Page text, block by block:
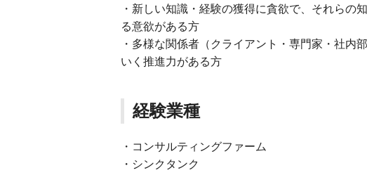
・新しい知識・経験の獲得に貪欲で、それらの
る意欲がある方
・多様な関係者（クライアント・専門家・社内
いく推進力がある方
経験業種
・コンサルティングファーム
・シンクタンク